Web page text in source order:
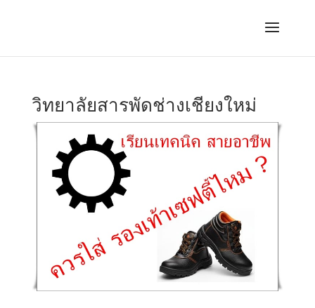
วิทยาลัยสารพัดช่างเชียงใหม่